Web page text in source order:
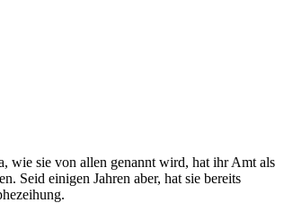
wie sie von allen genannt wird, hat ihr Amt als
Seid einigen Jahren aber, hat sie bereits